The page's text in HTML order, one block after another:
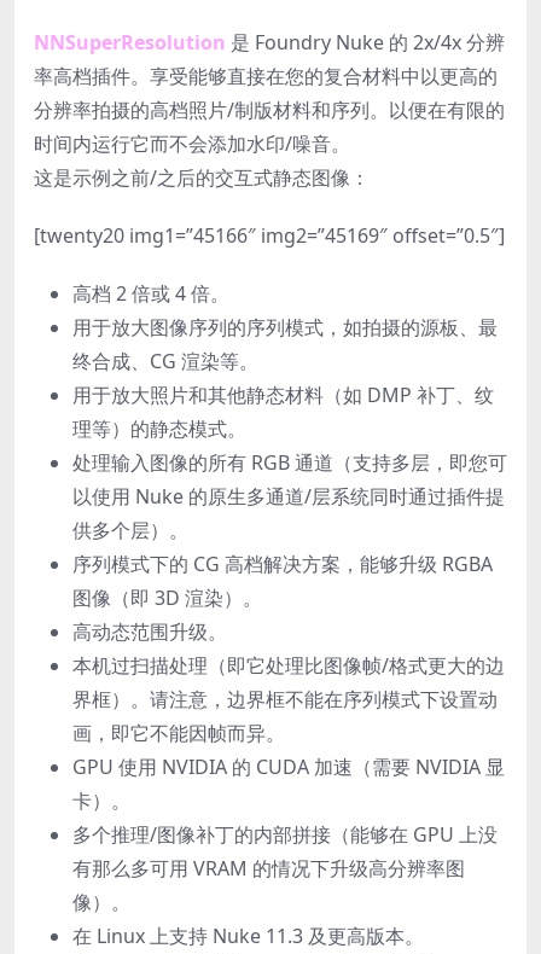
NNSuperResolution 是 Foundry Nuke 的 2x/4x 分辨
率高档插件。享受能够直接在您的复合材料中以更高的
分辨率拍摄的高档照片/制版材料和序列。以便在有限的
时间内运行它而不会添加水印/噪音。
这是示例之前/之后的交互式静态图像：
[twenty20 img1=”45166″ img2=”45169″ offset=”0.5″]
高档 2 倍或 4 倍。
用于放大图像序列的序列模式，如拍摄的源板、最
终合成、CG 渲染等。
用于放大照片和其他静态材料（如 DMP 补丁、纹
理等）的静态模式。
处理输入图像的所有 RGB 通道（支持多层，即您可
以使用 Nuke 的原生多通道/层系统同时通过插件提
供多个层）。
序列模式下的 CG 高档解决方案，能够升级 RGBA
图像（即 3D 渲染）。
高动态范围升级。
本机过扫描处理（即它处理比图像帧/格式更大的边
界框）。请注意，边界框不能在序列模式下设置动
画，即它不能因帧而异。
GPU 使用 NVIDIA 的 CUDA 加速（需要 NVIDIA 显
卡）。
多个推理/图像补丁的内部拼接（能够在 GPU 上没
有那么多可用 VRAM 的情况下升级高分辨率图
像）。
在 Linux 上支持 Nuke 11.3 及更高版本。